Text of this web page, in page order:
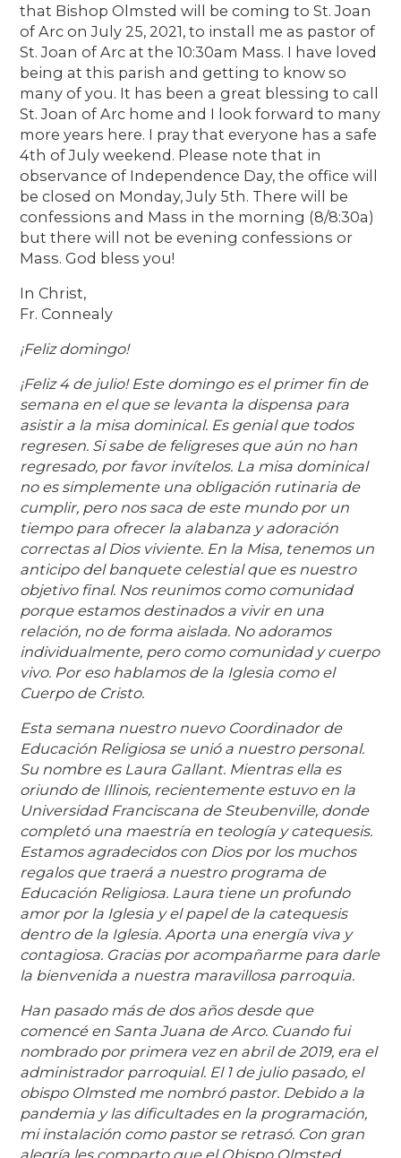
that Bishop Olmsted will be coming to St. Joan
of Arc on July 25, 2021, to install me as pastor of
St. Joan of Arc at the 10:30am Mass. I have loved
being at this parish and getting to know so
many of you. It has been a great blessing to call
St. Joan of Arc home and I look forward to many
more years here. I pray that everyone has a safe
4th of July weekend. Please note that in
observance of Independence Day, the office will
be closed on Monday, July 5th. There will be
confessions and Mass in the morning (8/8:30a)
but there will not be evening confessions or
Mass. God bless you!
In Christ,
Fr. Connealy
¡Feliz domingo!
¡Feliz 4 de julio! Este domingo es el primer fin de
semana en el que se levanta la dispensa para
asistir a la misa dominical. Es genial que todos
regresen. Si sabe de feligreses que aún no han
regresado, por favor invítelos. La misa dominical
no es simplemente una obligación rutinaria de
cumplir, pero nos saca de este mundo por un
tiempo para ofrecer la alabanza y adoración
correctas al Dios viviente. En la Misa, tenemos un
anticipo del banquete celestial que es nuestro
objetivo final. Nos reunimos como comunidad
porque estamos destinados a vivir en una
relación, no de forma aislada. No adoramos
individualmente, pero como comunidad y cuerpo
vivo. Por eso hablamos de la Iglesia como el
Cuerpo de Cristo.
Esta semana nuestro nuevo Coordinador de
Educación Religiosa se unió a nuestro personal.
Su nombre es Laura Gallant. Mientras ella es
oriundo de Illinois, recientemente estuvo en la
Universidad Franciscana de Steubenville, donde
completó una maestría en teología y catequesis.
Estamos agradecidos con Dios por los muchos
regalos que traerá a nuestro programa de
Educación Religiosa. Laura tiene un profundo
amor por la Iglesia y el papel de la catequesis
dentro de la Iglesia. Aporta una energía viva y
contagiosa. Gracias por acompañarme para darle
la bienvenida a nuestra maravillosa parroquia.
Han pasado más de dos años desde que
comencé en Santa Juana de Arco. Cuando fui
nombrado por primera vez en abril de 2019, era el
administrador parroquial. El 1 de julio pasado, el
obispo Olmsted me nombró pastor. Debido a la
pandemia y las dificultades en la programación,
mi instalación como pastor se retrasó. Con gran
alegría les comparto que el Obispo Olmsted